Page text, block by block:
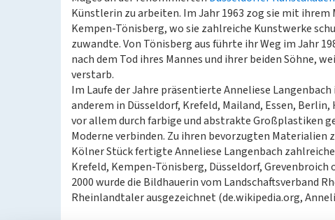
Künstlerin zu arbeiten. Im Jahr 1963 zog sie mit ihrem
Kempen-Tönisberg, wo sie zahlreiche Kunstwerke
zuwandte. Von Tönisberg aus führte ihr Weg im Jahr
nach dem Tod ihres Mannes und ihrer beiden Söhne,
verstarb.
Im Laufe der Jahre präsentierte Anneliese
anderem in Düsseldorf, Krefeld, Mailand, Essen,
vor allem durch farbige und abstrakte Großplastiken
Moderne verbinden. Zu ihren bevorzugten Materialien
Kölner Stück fertigte Anneliese Langenbach
Krefeld, Kempen-Tönisberg, Düsseldorf, Grevenbroich
2000 wurde die Bildhauerin vom Landschaftsverband
Rheinlandtaler ausgezeichnet (de.wikipedia.org,